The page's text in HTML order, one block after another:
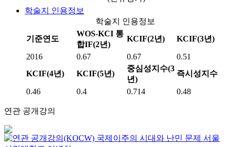
학술지 인용정보
학술지 인용정보
기준연도
WOS-KCI 통
합IF(2년)
KCIF(2년) KCIF(3년)
2016 0.67 0.67
0.51
KCIF(4년)
KCIF(5년)
중심성지수(3
년)
즉시성지수
0.46 0.4 0.714 0.48
연관 공개강의
국제이주의 시대와 난민 문제 서울